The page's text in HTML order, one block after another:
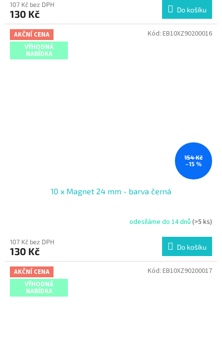
107 Kč bez DPH
130 Kč Do košíku
AKČNÍ CENA
VÝHODNÁ
NABÍDKA
154 Kč
–15 %
10 x Magnet 24 mm - barva černá
odesíláme do 14 dnů (>5 ks)
107 Kč bez DPH
130 Kč Do košíku
Kód: EB10XZ90200016
AKČNÍ CENA
VÝHODNÁ
NABÍDKA
Kód: EB10XZ90200017